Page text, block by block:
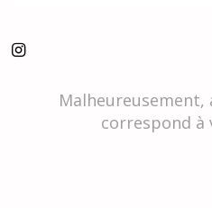
correspond à